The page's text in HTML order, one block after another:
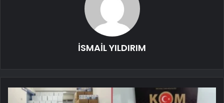
İSMAİL YILDIRIM